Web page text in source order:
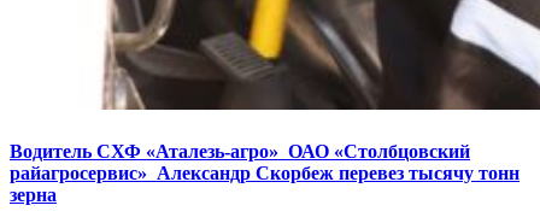
Водитель СХФ «Аталезь-агро» ОАО «Столбцовский
райагросервис» Александр Скорбеж перевез тысячу тонн
зерна